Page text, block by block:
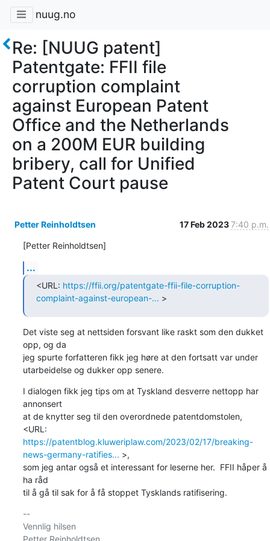
nuug.no
Re: [NUUG patent]
Patentgate: FFII file
corruption complaint
against European Patent
Office and the Netherlands
on a 200M EUR building
bribery, call for Unified
Patent Court pause
Petter Reinholdtsen 17 Feb 20237:40 p.m.
[Petter Reinholdtsen]
...
<URL: https://ffii.org/patentgate-ffii-file-corruption-
complaint-against-european-... >
Det viste seg at nettsiden forsvant like raskt som den dukket
opp, og da
jeg spurte forfatteren fikk jeg høre at den fortsatt var under
utarbeidelse og dukker opp senere.
I dialogen fikk jeg tips om at Tyskland desverre nettopp har
annonsert
at de knytter seg til den overordnede patentdomstolen,
https://patentblog.kluweriplaw.com/2023/02/17/breaking-
news-germany-ratifies... >,
som jeg antar også et interessant for leserne her.  FFII håper å
ha råd
til å gå til sak for å få stoppet Tysklands ratifisering.
--
Vennlig hilsen